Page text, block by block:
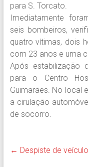
para S. Torcato.
Imediatamente
seis bombeiros,
quatro vítimas, dois
com 23 anos e uma
Após estabilização
para o Centro
Guimarães. No local
a cirulação
de socorro.
← Despiste de